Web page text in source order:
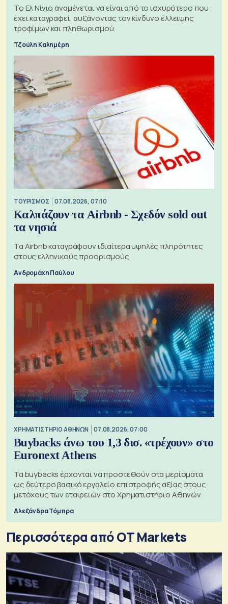
Το Ελ Νίνιο αναμένεται να είναι από το ισχυρότερο που
έχει καταγραφεί, αυξάνοντας τον κίνδυνο έλλειψης
τροφίμων και πληθωρισμού.
Τζούλη Καλημέρη
ΤΟΥΡΙΣΜΟΣ 07.08.2026, 07:10
Καλπάζουν τα Airbnb - Σχεδόν sold out
τα νησιά
Τα Airbnb καταγράφουν ιδιαίτερα υψηλές πληρότητες
στους ελληνικούς προορισμούς
Ανδρομάχη Παύλου
XΡΗΜΑΤΙΣΤΗΡΙΟ ΑΘΗΝΩΝ 07.08.2026, 07:00
Buybacks άνω του 1,3 δισ. «τρέχουν» στο
Euronext Athens
Τα buybacks έρχονται να προστεθούν στα μερίσματα
ως δεύτερο βασικό εργαλείο επιστροφής αξίας στους
μετόχους των εταιρειών στο Χρηματιστήριο Αθηνών
Αλεξάνδρα Τόμπρα
Περισσότερα από OT Markets